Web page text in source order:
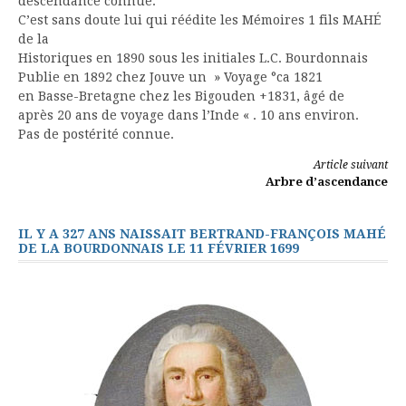
C’est sans doute lui qui réédite les Mémoires 1 fils MAHÉ
de la
Historiques en 1890 sous les initiales L.C. Bourdonnais
Publie en 1892 chez Jouve un » Voyage °ca 1821
en Basse-Bretagne chez les Bigouden +1831, âgé de
après 20 ans de voyage dans l’Inde « . 10 ans environ.
Pas de postérité connue.
suite
Article suivant
Arbre d’ascendance
IL Y A 327 ANS NAISSAIT BERTRAND-FRANÇOIS MAHÉ
DE LA BOURDONNAIS LE 11 FÉVRIER 1699